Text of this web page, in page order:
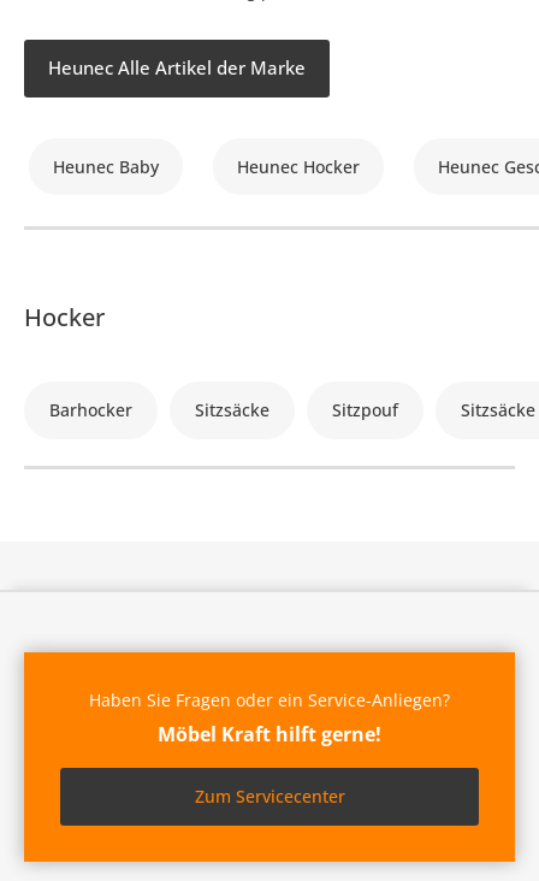
Heunec Alle Artikel der Marke
Heunec Baby Heunec Hocker Heunec
Hocker
Barhocker Sitzsäcke Sitzpouf
Haben Sie Fragen oder ein Service-Anliegen?
Möbel Kraft hilft gerne!
Zum Servicecenter